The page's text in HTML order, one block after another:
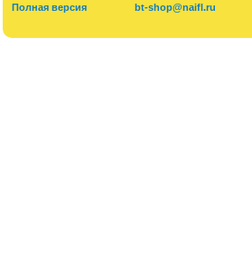
Полная версия
bt-shop@naifl.ru